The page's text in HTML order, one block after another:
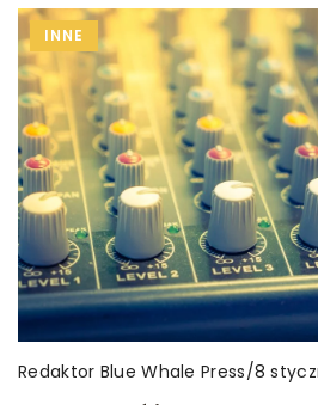
INNE
Redaktor Blue Whale Press/8